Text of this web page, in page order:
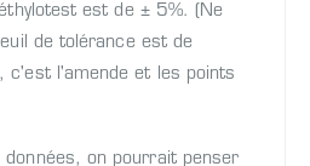
est de ± 5%. (Ne
de tolérance est de
l'amende et les points
on pourrait penser